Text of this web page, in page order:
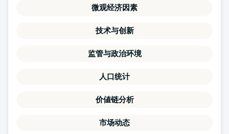
微观经济因素
技术与创新
监管与政治环境
人口统计
价値链分析
市场动态